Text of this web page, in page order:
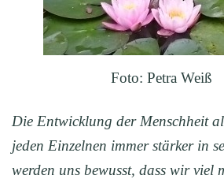
Foto: Petra Weiß
Die Entwicklung der Menschheit
jeden Einzelnen immerstärker in
werden uns bewusst, dass wir viel